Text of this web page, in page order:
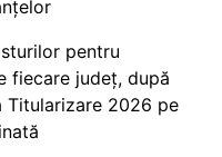
pentru
fiecare județ, după
Titularizare 2026 pe